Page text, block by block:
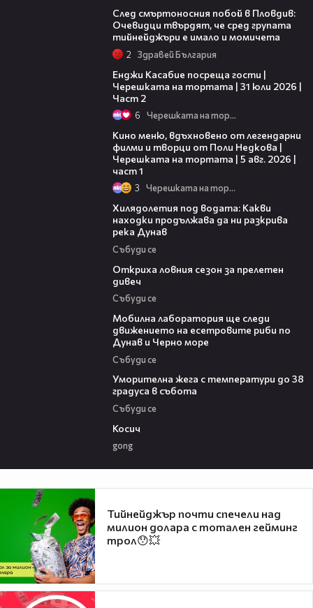
След смъртоносния побой в Пловдив:
Очевидци твърдят, че сред групата
тийнейджъри е имало и момичета
2 Здравей България
Енджи Касабие посреща гости |
Черешката на тортата | 31 юли 2026 |
Част 2
6 Черешката на тортата
Кино меню, вдъхновено от легендарни
филми и творци от Поли Недкова |
Черешката на тортата | 5 авг. 2026 |
част 1
3 Черешката на тортата
Хилядолетия под водата: Какви
находки продължава да ни разкрива
река Дунав
Събуди се
Откриха ловния сезон за прелетен
дивеч
Събуди се
Мобилна лаборатория ще следи
движението на есетровите риби по
Дунав и Черно море
Събуди се
Уморителна жега с температури до 38
градуса в събота
Събуди се
Косич
gong
Тийнейджър почти спечели над
милион долара с тотален гейминг
трол😯💥